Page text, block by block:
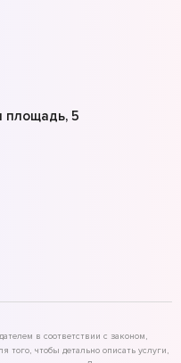
площадь, 5
в соответствии с законом,
того, чтобы детально описать услуги,